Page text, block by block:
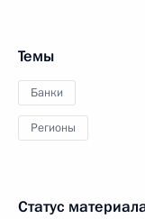
Темы
Банки
Регионы
Статус